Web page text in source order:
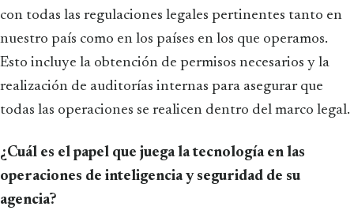
con todas las regulaciones legales pertinentes tanto en
nuestro país como en los países en los que operamos.
Esto incluye la obtención de permisos necesarios y la
realización de auditorías internas para asegurar que
todas las operaciones se realicen dentro del marco legal.
¿Cuál es el papel que juega la tecnología en las
operaciones de inteligencia y seguridad de su
agencia?